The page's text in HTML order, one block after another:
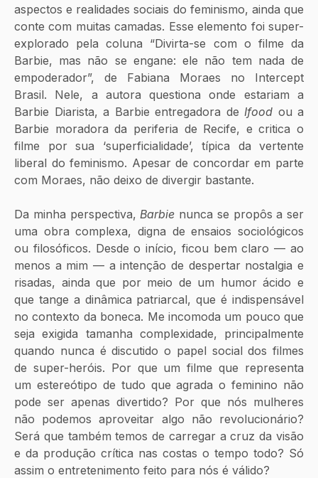
aspectos e realidades sociais do feminismo, ainda que
conte com muitas camadas. Esse elemento foi super-
explorado pela coluna “Divirta-se com o filme da
Barbie, mas não se engane: ele não tem nada de
empoderador”, de Fabiana Moraes no Intercept
Brasil. Nele, a autora questiona onde estariam a
Barbie Diarista, a Barbie entregadora de Ifood ou a
Barbie moradora da periferia de Recife, e critica o
filme por sua ‘superficialidade’, típica da vertente
liberal do feminismo. Apesar de concordar em parte
com Moraes, não deixo de divergir bastante.
Da minha perspectiva, Barbie nunca se propôs a ser
uma obra complexa, digna de ensaios sociológicos
ou filosóficos. Desde o início, ficou bem claro — ao
menos a mim — a intenção de despertar nostalgia e
risadas, ainda que por meio de um humor ácido e
que tange a dinâmica patriarcal, que é indispensável
no contexto da boneca. Me incomoda um pouco que
seja exigida tamanha complexidade, principalmente
quando nunca é discutido o papel social dos filmes
de super-heróis. Por que um filme que representa
um estereótipo de tudo que agrada o feminino não
pode ser apenas divertido? Por que nós mulheres
não podemos aproveitar algo não revolucionário?
Será que também temos de carregar a cruz da visão
e da produção crítica nas costas o tempo todo? Só
assim o entretenimento feito para nós é válido?